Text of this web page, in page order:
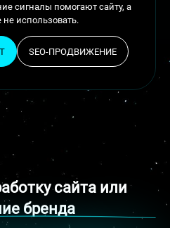
сигналы помогают сайту, а
не использовать.
SEO-ПРОДВИЖЕНИЕ
сайта или
бренда